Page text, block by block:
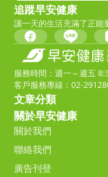
追蹤早安健康
讓一天的生活充滿了正能
服務時間：週一～週五
客戶服務專線：02-
文章分類
關於早安健康
關於我們
聯絡我們
廣告刊登